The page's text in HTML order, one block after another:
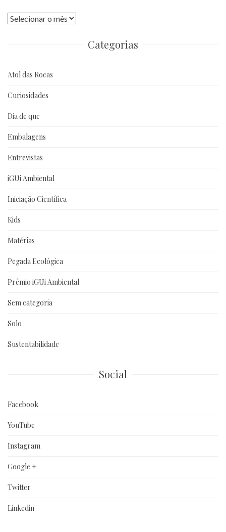
Publicações
Categorias
Atol das Rocas
Curiosidades
Dia de que
Embalagens
Entrevistas
iGUi Ambiental
Iniciação Científica
Kids
Matérias
Pegada Ecológica
Prêmio iGUi Ambiental
Sem categoria
Solo
Sustentabilidade
Social
Facebook
YouTube
Instagram
Google +
Twitter
Linkedin